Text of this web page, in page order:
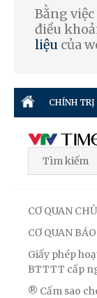
Bằng
điều
liệu của
CHÍNH TRỊ
CƠ QUAN
CƠ QUAN
Giấy phép
BTTTT cấp
® Cấm sao